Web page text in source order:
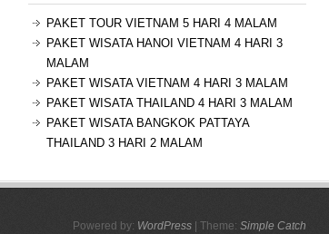
PAKET TOUR VIETNAM 5 HARI 4 MALAM
PAKET WISATA HANOI VIETNAM 4 HARI 3
MALAM
PAKET WISATA VIETNAM 4 HARI 3 MALAM
PAKET WISATA THAILAND 4 HARI 3 MALAM
PAKET WISATA BANGKOK PATTAYA
THAILAND 3 HARI 2 MALAM
Powered by: WordPress | Theme: Simple Catch